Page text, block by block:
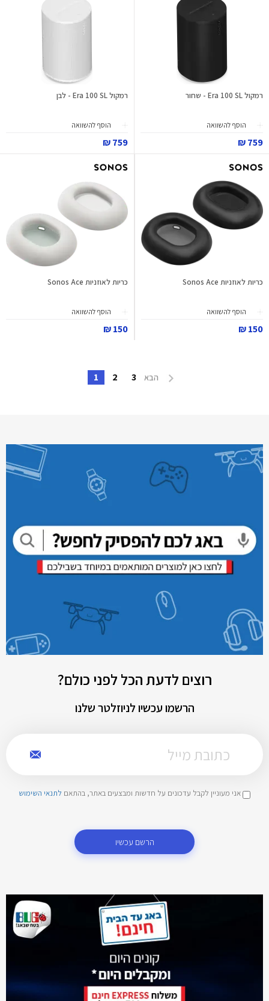
רמקול Era 100 SL - שחור
הוסף להשוואה
759 ₪
רמקול Era 100 SL - לבן
הוסף להשוואה
759 ₪
כריות לאוזניות Sonos Ace
הוסף להשוואה
150 ₪
כריות לאוזניות Sonos Ace
הוסף להשוואה
150 ₪
הבא 3
2
1
רוצים לדעת הכל לפני כולם?
הרשמו עכשיו לניוזלטר שלנו
אני מעוניין לקבל עדכונים על חדשות ומבצעים באתר, בהתאם לתנאי השימוש
הרשם עכשיו